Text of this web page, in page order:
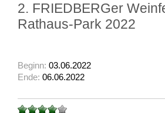
2. FRIEDBERGer
Rathaus-Park 2022
Beginn: 03.06.2022
Ende: 06.06.2022